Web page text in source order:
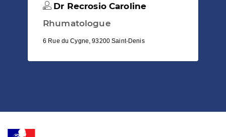
Dr Recrosio Caroline
Rhumatologue
6 Rue du Cygne, 93200 Saint-Denis